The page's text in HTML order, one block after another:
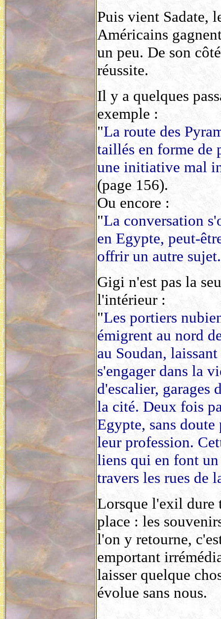
Puis vient Sadate,
Américains
un peu. De son
réussite.
Il y a quelques
exemple :
"La route des
taillés en forme de
une initiative mal
(page 156).
Ou encore :
"La conversation
en Egypte, peut-
offrir un autre sujet.
Gigi n'est pas la
l'intérieur :
"Les portiers
émigrent au nord
au Soudan,
s'engager dans la
d'escalier, garages
la cité. Deux fois
Egypte, sans
leur profession.
liens qui en font
travers les rues de
Lorsque l'exil dure
place : les
l'on y retourne,
emportant
laisser quelque
évolue sans nous.